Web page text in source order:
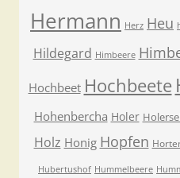
Hermann Herz Heu
Hildegard Himbeere
Hochbeet Hochbeete
Hohenbercha Holer
Holz Honig Hopfen
Hubertushof Hummelbeere